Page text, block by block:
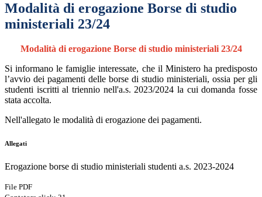
Modalità di erogazione Borse di studio
ministeriali 23/24
Modalità di erogazione Borse di studio ministeriali 23/24
Si informano le famiglie interessate, che il Ministero ha predisposto
l’avvio dei pagamenti delle borse di studio ministeriali, ossia per gli
studenti iscritti al triennio nell'a.s. 2023/2024 la cui domanda fosse
stata accolta.
Nell'allegato le modalità di erogazione dei pagamenti.
Allegati
Erogazione borse di studio ministeriali studenti a.s. 2023-2024
File PDF